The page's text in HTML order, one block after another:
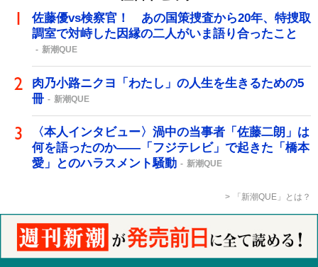
佐藤優vs検察官！ あの国策捜査から20年、特捜取
調室で対峙した因縁の二人がいま語り合ったこと
新潮QUE
肉乃小路ニクヨ「わたし」の人生を生きるための5
冊
新潮QUE
〈本人インタビュー〉渦中の当事者「佐藤二朗」は
何を語ったのか――「フジテレビ」で起きた「橋本
愛」とのハラスメント騒動
新潮QUE
「新潮QUE」とは？